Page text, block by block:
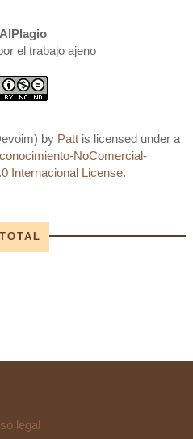
el trabajo ajeno
by Patt is licensed under a
NoComercial-
Internacional License.
legal